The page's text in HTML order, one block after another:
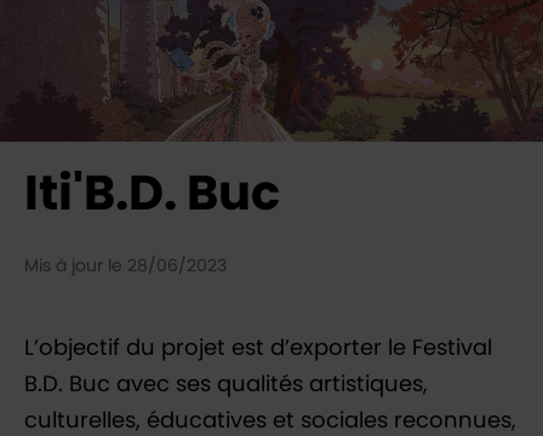
Iti'B.D. Buc
Mis à jour le 28/06/2023
L’objectif du projet est d’exporter le Festival
B.D. Buc avec ses qualités artistiques,
culturelles, éducatives et sociales reconnues,